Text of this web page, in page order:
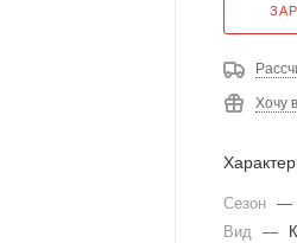
Хочу
Сезон —
Вид —